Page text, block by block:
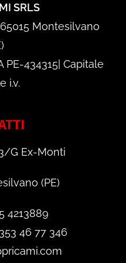
SRLS
Montesilvano
PE-434315| Capitale
i.v.
G Ex-Monti
(PE)
4213889
46 77 346